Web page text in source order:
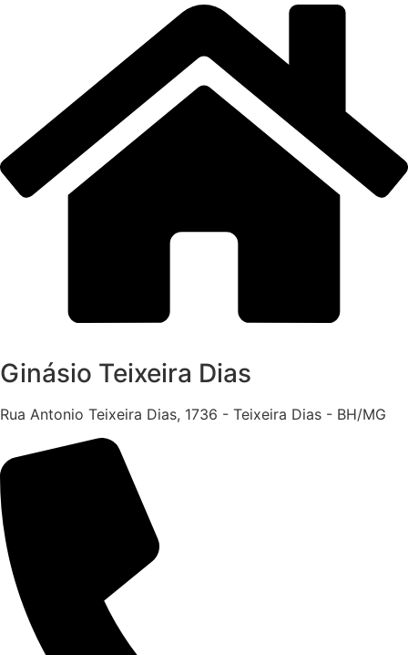
Ginásio Teixeira Dias
Rua Antonio Teixeira Dias, 1736 - Teixeira Dias - BH/MG